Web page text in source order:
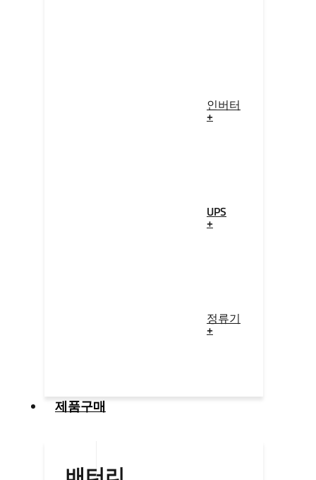
인버터
+
UPS
+
정류기
+
제품구매